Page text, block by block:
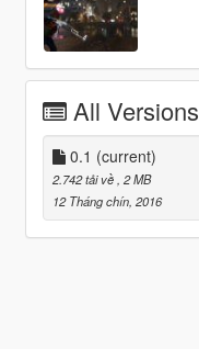
All Versions
0.1 (current)
2.742 tải về , 2 MB
12 Tháng chín, 2016